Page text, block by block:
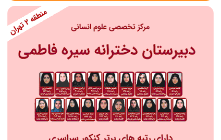
منطقه
مقطع تحصیلی
دوره اول متوسطه
دوره دوم متوسطه- فنی
دوره دوم متوسطه- نظری